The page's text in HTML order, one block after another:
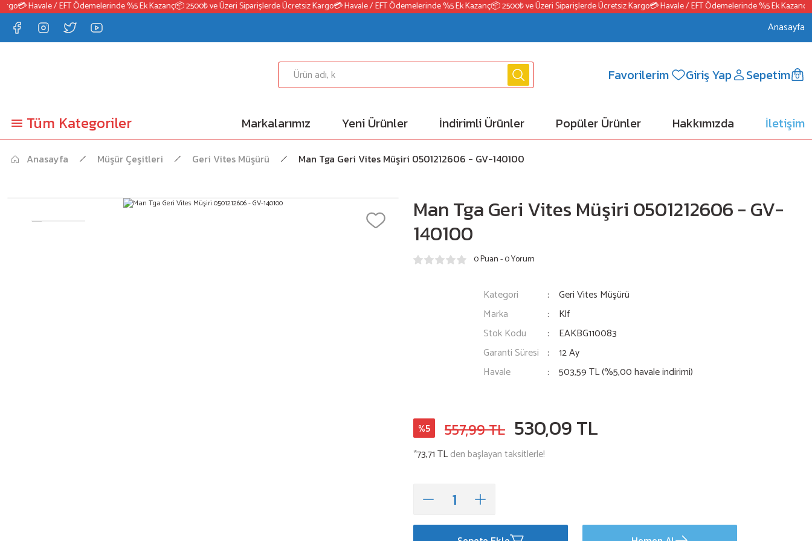
💳 Havale / EFT Ödemelerinde %5 Ek Kazanç📦 2500₺ ve Üzeri Siparişlerde Ücretsiz Kargo💳 Havale / EFT Ödemelerinde %5 Ek Kazanç📦 2500₺ ve Üzeri Siparişlerde Ücretsiz Kargo💳 Havale / EFT Ödemelerinde %5 Ek Kazanç
Anasayfa
Favorilerim Giriş Yap Sepetim 0
Tüm Kategoriler Markalarımız Yeni Ürünler İndirimli Ürünler Popüler Ürünler Hakkımızda İletişim
Anasayfa Müşür Çeşitleri Geri Vites Müşürü Man Tga Geri Vites Müşiri 0501212606 - GV-140100
Man Tga Geri Vites Müşiri 0501212606 - GV-
140100
0 Puan - 0 Yorum
Kategori
Geri Vites Müşürü
Marka
Klf
Stok Kodu
EAKBG110083
Garanti Süresi
12 Ay
Havale
503,59 TL (%5,00 havale indirimi)
%5 557,99 TL 530,09 TL
*73,71 TLden başlayan taksitlerle!